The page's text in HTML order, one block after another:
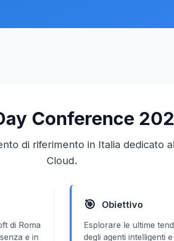
Conference
di riferimento in Italia dedicato
Cloud.
di Roma
e in
🎯 Obiettivo
Esplorare le ultime
degli agenti intelligenti